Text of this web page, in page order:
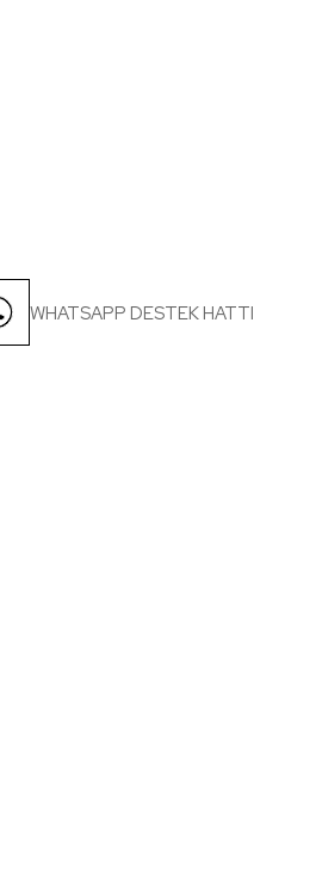
WHATSAPP DESTEK HATTI